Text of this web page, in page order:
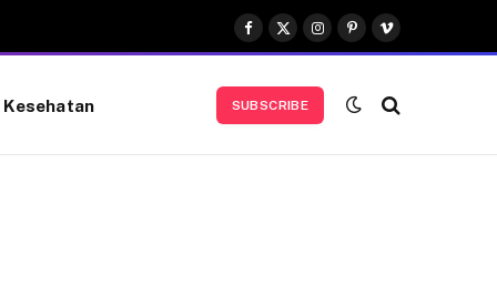
Facebook
X
(Twitter)
Instagram
Pinterest
Vimeo
Kesehatan SUBSCRIBE